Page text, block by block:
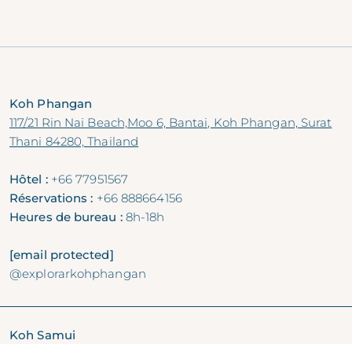
Koh Phangan
117/21 Rin Nai Beach,Moo 6, Bantai, Koh Phangan, Surat
Thani 84280, Thailand
Hôtel : +66 77951567
Réservations : +66 888664156
Heures de bureau :8h-18h
[email protected]
@explorarkohphangan
Koh Samui